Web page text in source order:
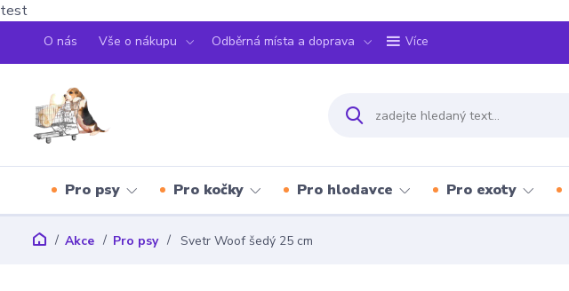
test
O nás Vše o nákupu Odběrná místa a doprava Více
Pro psy Pro kočky Pro hlodavce Pro exoty
Akce Pro psy Svetr Woof šedý 25 cm